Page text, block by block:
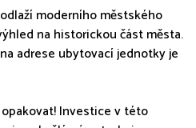
moderního městského
na historickou část města.
adrese ubytovací jednotky je
Investice v této